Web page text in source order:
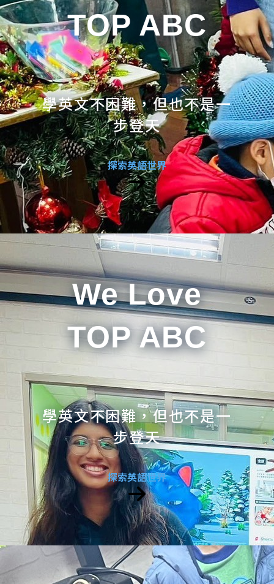
TOP ABC
學英文不困難，但也不是一
步登天
探索英語世界
We Love
TOP ABC
學英文不困難，但也不是一
步登天
探索英語世界